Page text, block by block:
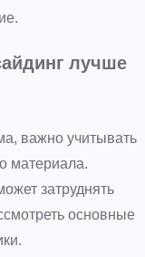
лучше
важно учитывать
материала.
затруднять
основные